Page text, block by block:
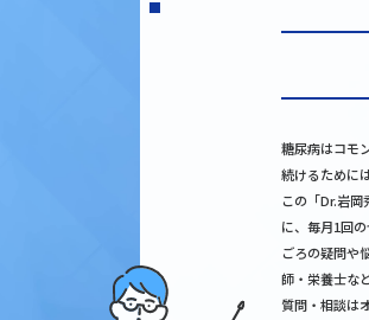
糖尿病はコモ
続けるために
この「Dr.岩
に、毎月1回
ごろの疑問や
師・栄養士な
質問・相談は